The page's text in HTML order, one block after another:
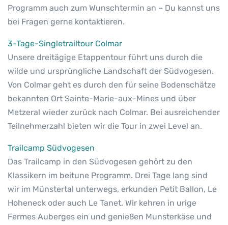
Programm auch zum Wunschtermin an – Du kannst uns
bei Fragen gerne kontaktieren.
3-Tage-Singletrailtour Colmar
Unsere dreitägige Etappentour führt uns durch die
wilde und ursprüngliche Landschaft der Südvogesen.
Von Colmar geht es durch den für seine Bodenschätze
bekannten Ort Sainte-Marie-aux-Mines und über
Metzeral wieder zurück nach Colmar. Bei ausreichender
Teilnehmerzahl bieten wir die Tour in zwei Level an.
Trailcamp Südvogesen
Das Trailcamp in den Südvogesen gehört zu den
Klassikern im beitune Programm. Drei Tage lang sind
wir im Münstertal unterwegs, erkunden Petit Ballon, Le
Hoheneck oder auch Le Tanet. Wir kehren in urige
Fermes Auberges ein und genießen Munsterkäse und